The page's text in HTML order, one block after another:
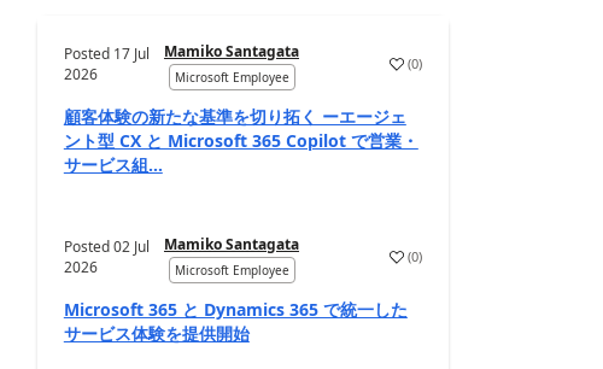
Posted 17 Jul
2026
Mamiko Santagata
Microsoft Employee
(0)
顧客体験の新たな基準を切り拓く ーエージェ
ント型 CX と Microsoft 365 Copilot で営業・
サービス組...
Posted02 Jul
2026
Mamiko Santagata
Microsoft Employee
(0)
Microsoft 365 と Dynamics 365 で統一した
サービス体験を提供開始